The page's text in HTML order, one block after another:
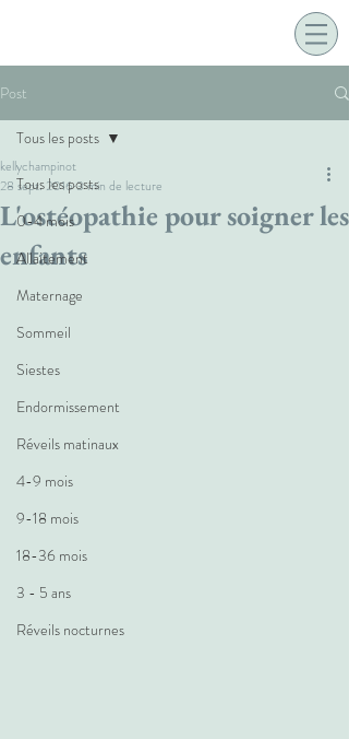
Post
Tous les posts
0-4 mois
Allaitement
Maternage
Sommeil
Siestes
Endormissement
Réveils matinaux
4-9 mois
9-18 mois
18-36 mois
3 - 5 ans
Réveils nocturnes
Tous les posts
L'ostéopathie pour soigner les
enfants
kellychampinot
28 sept. 20163 min de lecture